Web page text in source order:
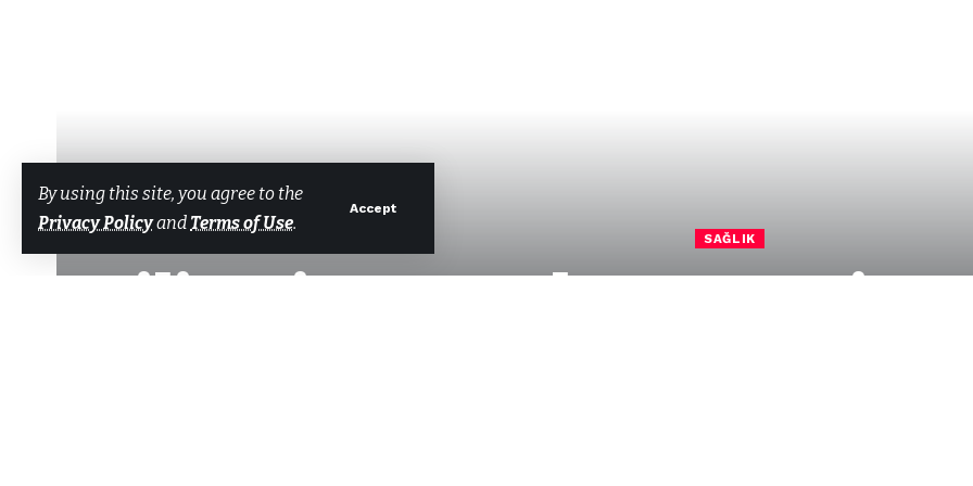
By using this site, you agree to the
Privacy Policyand Terms of Use.
Accept
SAĞLIK
Bilinçsizce uygulanan